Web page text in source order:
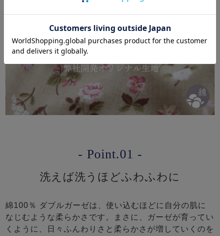
- Point.01 -
洗えば洗うほどふわふわに
綿100％ ダブルガーゼは、使い込むほどに自分の肌に
なじむような柔らかさです。まさに、ガーゼが育ってい
くように、日々ふんわりさと柔らかさが増していくのを